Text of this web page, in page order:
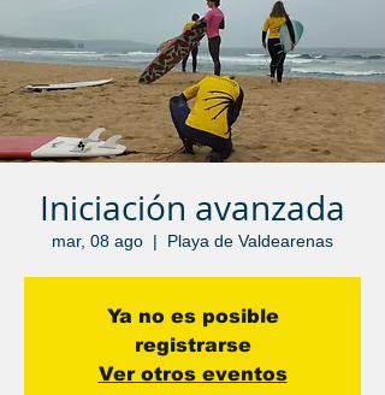
Iniciación avanzada
mar, 08 ago
  |
Playa de Valdearenas
Ya no es posible
registrarse
Ver otros eventos